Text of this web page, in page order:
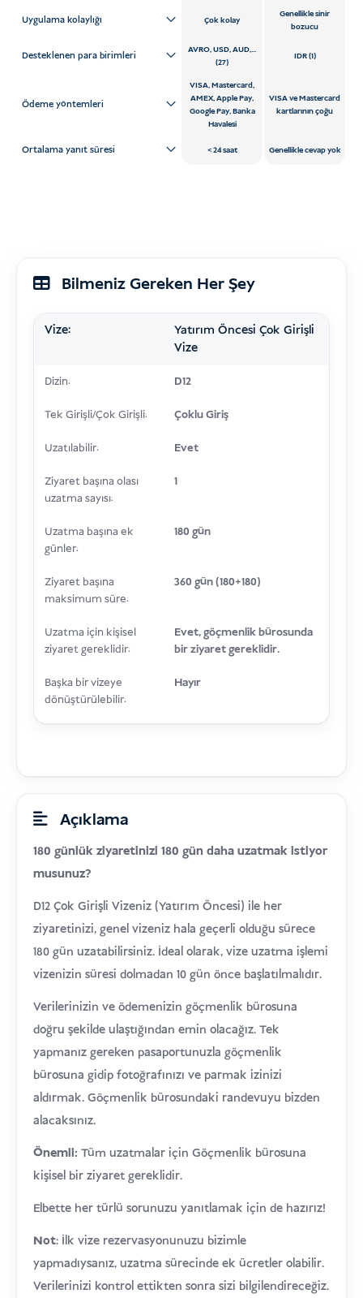
Uygulama kolaylığı Çok kolay
Genellikle sinir
bozucu
Desteklenen para birimleri
AVRO, USD, AUD,...
(27)
IDR (1)
Ödeme yöntemleri
VISA, Mastercard,
AMEX, Apple Pay,
Google Pay, Banka
Havalesi
VISA ve Mastercard
kartlarının çoğu
Ortalama yanıt süresi 24 saat Genellikle cevap yok
Bilmeniz Gereken Her Şey
Vize:
Yatırım Öncesi Çok Girişli
Vize
Dizin: D12
Tek Girişli/Çok Girişli: Çoklu Giriş
Uzatılabilir: Evet
Ziyaret başına olası
uzatma sayısı:
1
Uzatma başına ek
günler:
180 gün
Ziyaret başına
maksimum süre:
360 gün (180+180)
Uzatma için kişisel
ziyaret gereklidir:
Evet, göçmenlik bürosunda
bir ziyaret gereklidir.
Başka bir vizeye
dönüştürülebilir:
Hayır
Açıklama
180 günlük ziyaretinizi 180 gün daha uzatmak istiyor
musunuz?
D12 Çok Girişli Vizeniz (Yatırım Öncesi) ile her
ziyaretinizi, genel vizeniz hala geçerli olduğu sürece
180 gün uzatabilirsiniz. İdeal olarak, vize uzatma işlemi
vizenizin süresi dolmadan 10 gün önce başlatılmalıdır.
Verilerinizin ve ödemenizin göçmenlik bürosuna
doğru şekilde ulaştığından emin olacağız. Tek
yapmanız gereken pasaportunuzla göçmenlik
bürosuna gidip fotoğrafınızı ve parmak izinizi
aldırmak. Göçmenlik bürosundaki randevuyu bizden
alacaksınız.
Önemli: Tüm uzatmalar için Göçmenlik bürosuna
kişisel bir ziyaret gereklidir.
Elbette her türlü sorunuzu yanıtlamak için de hazırız!
Not: İlk vize rezervasyonunuzu bizimle
yapmadıysanız, uzatma sürecinde ek ücretler olabilir.
Verilerinizi kontrol ettikten sonra sizi bilgilendireceğiz.